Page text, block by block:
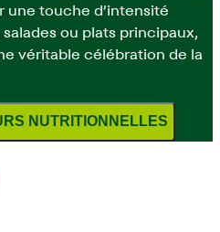
une touche d’intensité
ou plats principaux,
véritable célébration de la
NUTRITIONNELLES